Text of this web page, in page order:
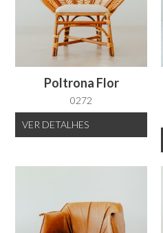
Poltrona Flor
0272
VER DETALHES